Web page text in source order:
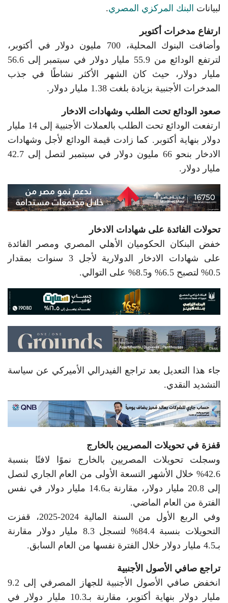
لبيانات البنك المركزي المصري.
ارتفاع مدخرات أكتوبر
وأضافت البنوك المحلية، 700 مليون دولار في أكتوبر،
لترتفع الودائع من 55.9 مليار دولار في سبتمبر إلى 56.6
مليار دولار، حيث كان الشهر الأكثر نشاطًا في جذب
المدخرات الأجنبية بزيادة بلغت 1.38 مليار دولار.
صعود الودائع تحت الطلب وشهادات الادخار
ارتفعت الودائع تحت الطلب بالعملات الأجنبية إلى 14 مليار
دولار بنهاية أكتوبر. كما زادت قيمة الودائع لأجل وشهادات
الادخار بنحو 66 مليون دولار في سبتمبر لتصل إلى 42.7
مليار دولار.
تحولات الفائدة على شهادات الادخار
خفض البنكان الحكوميان الأهلي المصري ومصر الفائدة
على شهادات الادخار الدولارية لأجل 3 سنوات بمقدار
0.5% لتصبح 6.5% و8.5% على التوالي.
جاء هذا التعديل بعد تراجع الفيدرالي الأميركي عن سياسة
التشديد النقدي.
قفزة في تحويلات المصريين بالخارج
وسجلت تحويلات المصريين بالخارج نموًا لافتًا بنسبة
42.6% خلال الأشهر التسعة الأولى من العام الجاري لتصل
إلى 20.8 مليار دولار، مقارنة بـ14.6 مليار دولار في نفس
الفترة من العام الماضي.
وفي الربع الأول من السنة المالية 2024-2025، قفزت
التحويلات بنسبة 84.4% لتسجل 8.3 مليار دولار مقارنة
بـ4.5 مليار دولار خلال الفترة نفسها من العام السابق.
تراجع صافي الأصول الأجنبية
انخفض صافي الأصول الأجنبية للجهاز المصرفي إلى 9.2
مليار دولار بنهاية أكتوبر، مقارنة بـ10.3 مليار دولار في